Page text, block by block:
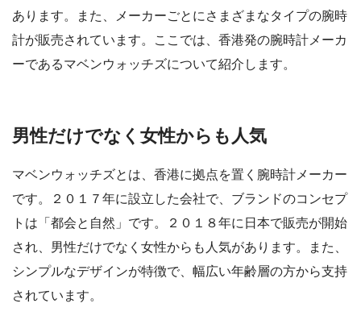
あります。また、メーカーごとにさまざまなタイプの腕時
計が販売されています。ここでは、香港発の腕時計メーカ
ーであるマベンウォッチズについて紹介します。
男性だけでなく女性からも人気
マベンウォッチズとは、香港に拠点を置く腕時計メーカー
です。２０１７年に設立した会社で、ブランドのコンセプ
トは「都会と自然」です。２０１８年に日本で販売が開始
され、男性だけでなく女性からも人気があります。また、
シンプルなデザインが特徴で、幅広い年齢層の方から支持
されています。